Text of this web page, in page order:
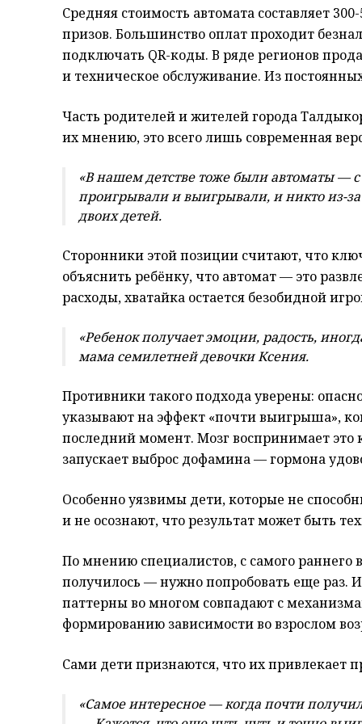
Средняя стоимость автомата составляет
призов. Большинство оплат проходит
подключать QR-коды. В ряде регионов
и техническое обслуживание. Из
Часть родителей и жителей города
их мнению, это всего лишь современная
«В нашем детстве тоже были автоматы
проигрывали и выигрывали, и никто из-
двоих детей.
Сторонники этой позиции считают, что
объяснить ребёнку, что автомат — это
расходы, хватайка остается безобидной
«Ребенок получает эмоции, радость,
мама семилетней девочки Ксения.
Противники такого подхода уверены:
указывают на эффект «почти выигрыша»,
последний момент. Мозг воспринимает это
запускает выброс дофамина — гормона
Особенно уязвимы дети, которые не
и не осознают, что результат может быть
По мнению специалистов, с самого раннего
получилось — нужно попробовать еще раз.
паттерны во многом совпадают с
формированию зависимости во взрослом
Сами дети признаются, что их привлекает
«Самое интересное — когда почти